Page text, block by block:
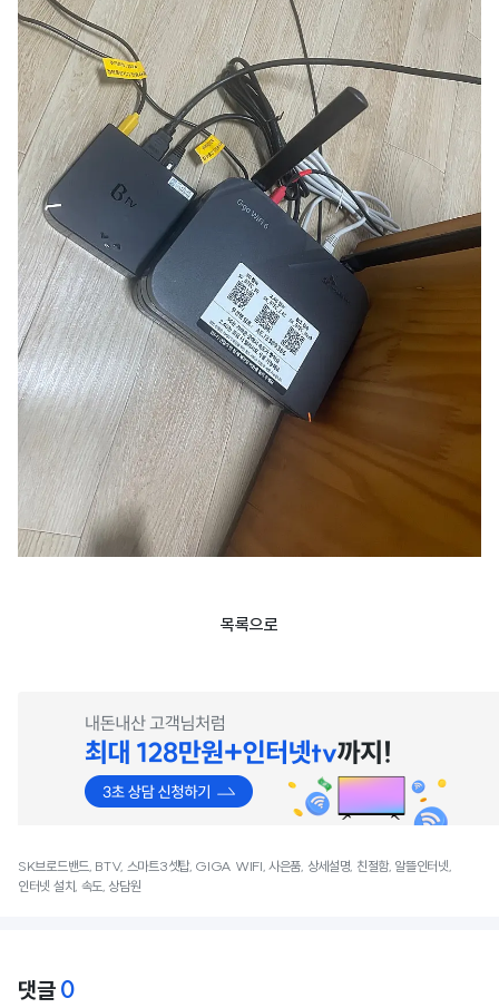
목록으로
SK브로드밴드, BTV, 스마트3셋탑, GIGA WIFI, 사은품, 상세설명, 친절함, 알뜰인터넷,
인터넷 설치, 속도, 상담원
댓글 0